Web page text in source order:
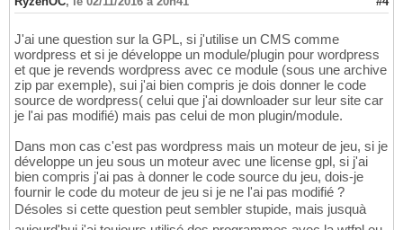
J'ai une question sur la GPL, si j'utilise un CMS comme
wordpress et si je développe un module/plugin pour wordpress
et que je revends wordpress avec ce module (sous une archive
zip par exemple), sui j'ai bien compris je dois donner le code
source de wordpress( celui que j'ai downloader sur leur site car
je l'ai pas modifié) mais pas celui de mon plugin/module.
Dans mon cas c'est pas wordpress mais un moteur de jeu, si je
développe un jeu sous un moteur avec une license gpl, si j'ai
bien compris j'ai pas à donner le code source du jeu, dois-je
fournir le code du moteur de jeu si je ne l'ai pas modifié ?
Désoles si cette question peut sembler stupide, mais jusquà